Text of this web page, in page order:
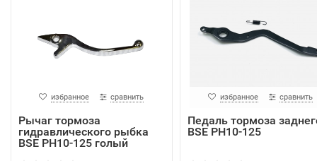
избранное сравнить
Рычаг тормоза
гидравлического рыбка
BSE PH10-125 голый
избранное сравнить
Педаль тормоза
BSE PH10-125